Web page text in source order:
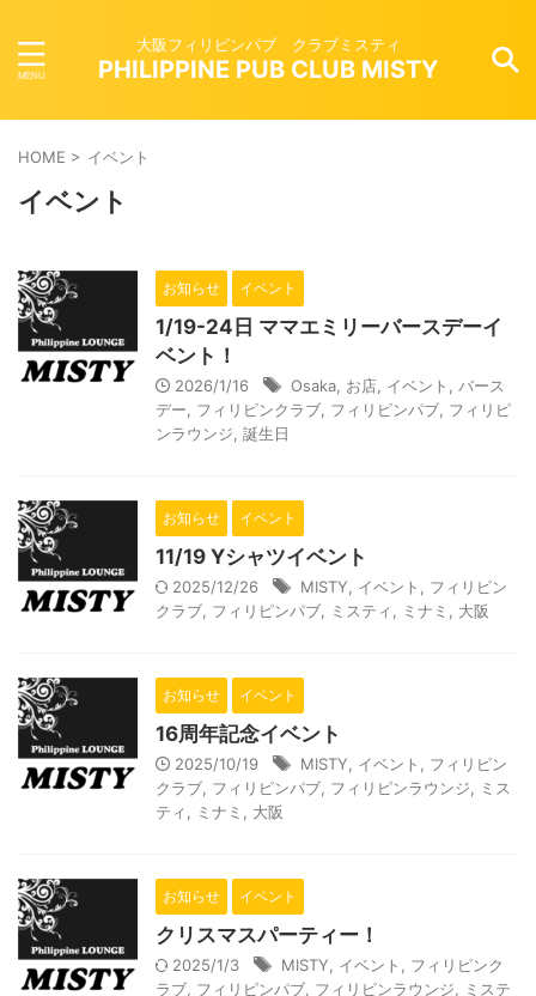
大阪フィリピンパブ クラブミスティ
PHILIPPINE PUB CLUB MISTY
HOME > イベント
イベント
お知らせ イベント
1/19-24日 ママエミリーバースデーイ
ベント！
2026/1/16 Osaka お店 イベント
バース
デー
フィリピンクラブ フィリピンパブ フィリピ
ンラウンジ 誕生日
お知らせ イベント
11/19 Yシャツイベント
2025/12/26 MISTY イベント
フィリピン
クラブ フィリピンパブ ミスティ ミナミ 大阪
お知らせ イベント
16周年記念イベント
2025/10/19 MISTY イベント
フィリピン
クラブ フィリピンパブ フィリピンラウンジ
ミス
ティ
ミナミ 大阪
お知らせ イベント
クリスマスパーティー！
2025/1/3 MISTY イベント
フィリピンク
ラブ フィリピンパブ フィリピンラウンジ
ミステ